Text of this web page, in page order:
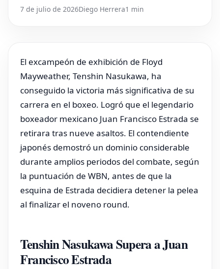
7 de julio de 2026Diego Herrera1 min
El excampeón de exhibición de Floyd
Mayweather, Tenshin Nasukawa, ha
conseguido la victoria más significativa de su
carrera en el boxeo. Logró que el legendario
boxeador mexicano Juan Francisco Estrada se
retirara tras nueve asaltos. El contendiente
japonés demostró un dominio considerable
durante amplios periodos del combate, según
la puntuación de WBN, antes de que la
esquina de Estrada decidiera detener la pelea
al finalizar el noveno round.
Tenshin Nasukawa Supera a Juan
Francisco Estrada